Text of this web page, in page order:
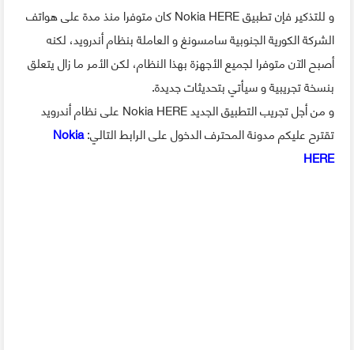
و للتذكير فإن تطبيق Nokia HERE كان متوفرا منذ مدة على هواتف
الشركة الكورية الجنوبية سامسونغ و العاملة بنظام أندرويد، لكنه
أصبح الآن متوفرا لجميع الأجهزة بهذا النظام، لكن الأمر ما زال يتعلق
بنسخة تجريبية و سيأتي بتحديثات جديدة.
و من أجل تجريب التطبيق الجديد Nokia HERE على نظام أندرويد
تقترح عليكم مدونة المحترف الدخول على الرابط التالي:Nokia
HERE